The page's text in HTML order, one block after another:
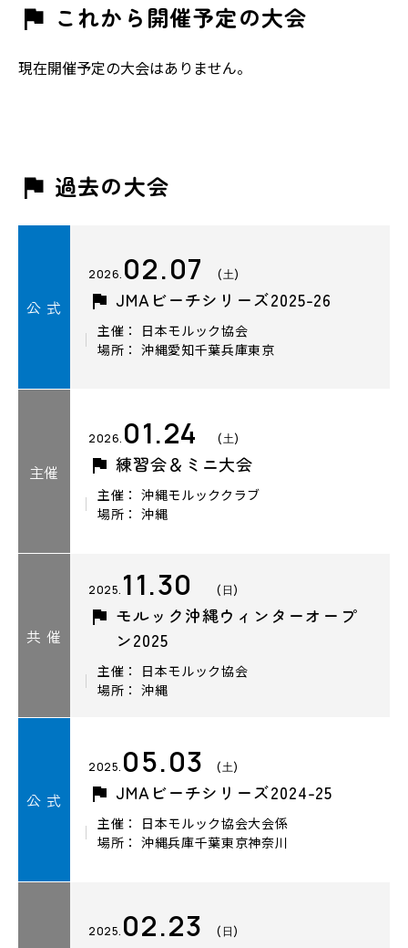
これから開催予定の大会
現在開催予定の大会はありません。
過去の大会
公 式
2026. 02.07 (土)
JMAビーチシリーズ2025-26
主催： 日本モルック協会
場所： 沖縄愛知千葉兵庫東京
主催
2026. 01.24 (土)
練習会＆ミニ大会
主催： 沖縄モルッククラブ
場所： 沖縄
共 催
2025. 11.30 (日)
モルック沖縄ウィンターオープ
ン2025
主催： 日本モルック協会
場所： 沖縄
公 式
2025. 05.03 (土)
JMAビーチシリーズ2024-25
主催： 日本モルック協会大会係
場所： 沖縄兵庫千葉東京神奈川
2025. 02.23 (日)